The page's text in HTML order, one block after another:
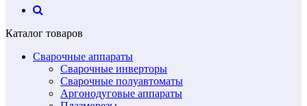
Каталог товаров
Сварочные аппараты
Сварочные инверторы
Сварочные полуавтоматы
Аргонодуговые аппараты